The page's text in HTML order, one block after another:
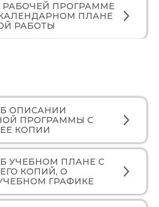
ПРОГРАММЕ
ПЛАНЕ
РАБОТЫ
ОПИСАНИИ
ПРОГРАММЫ С
КОПИИ
УЧЕБНОМ ПЛАНЕ С
КОПИЙ, О
ГРАФИКЕ